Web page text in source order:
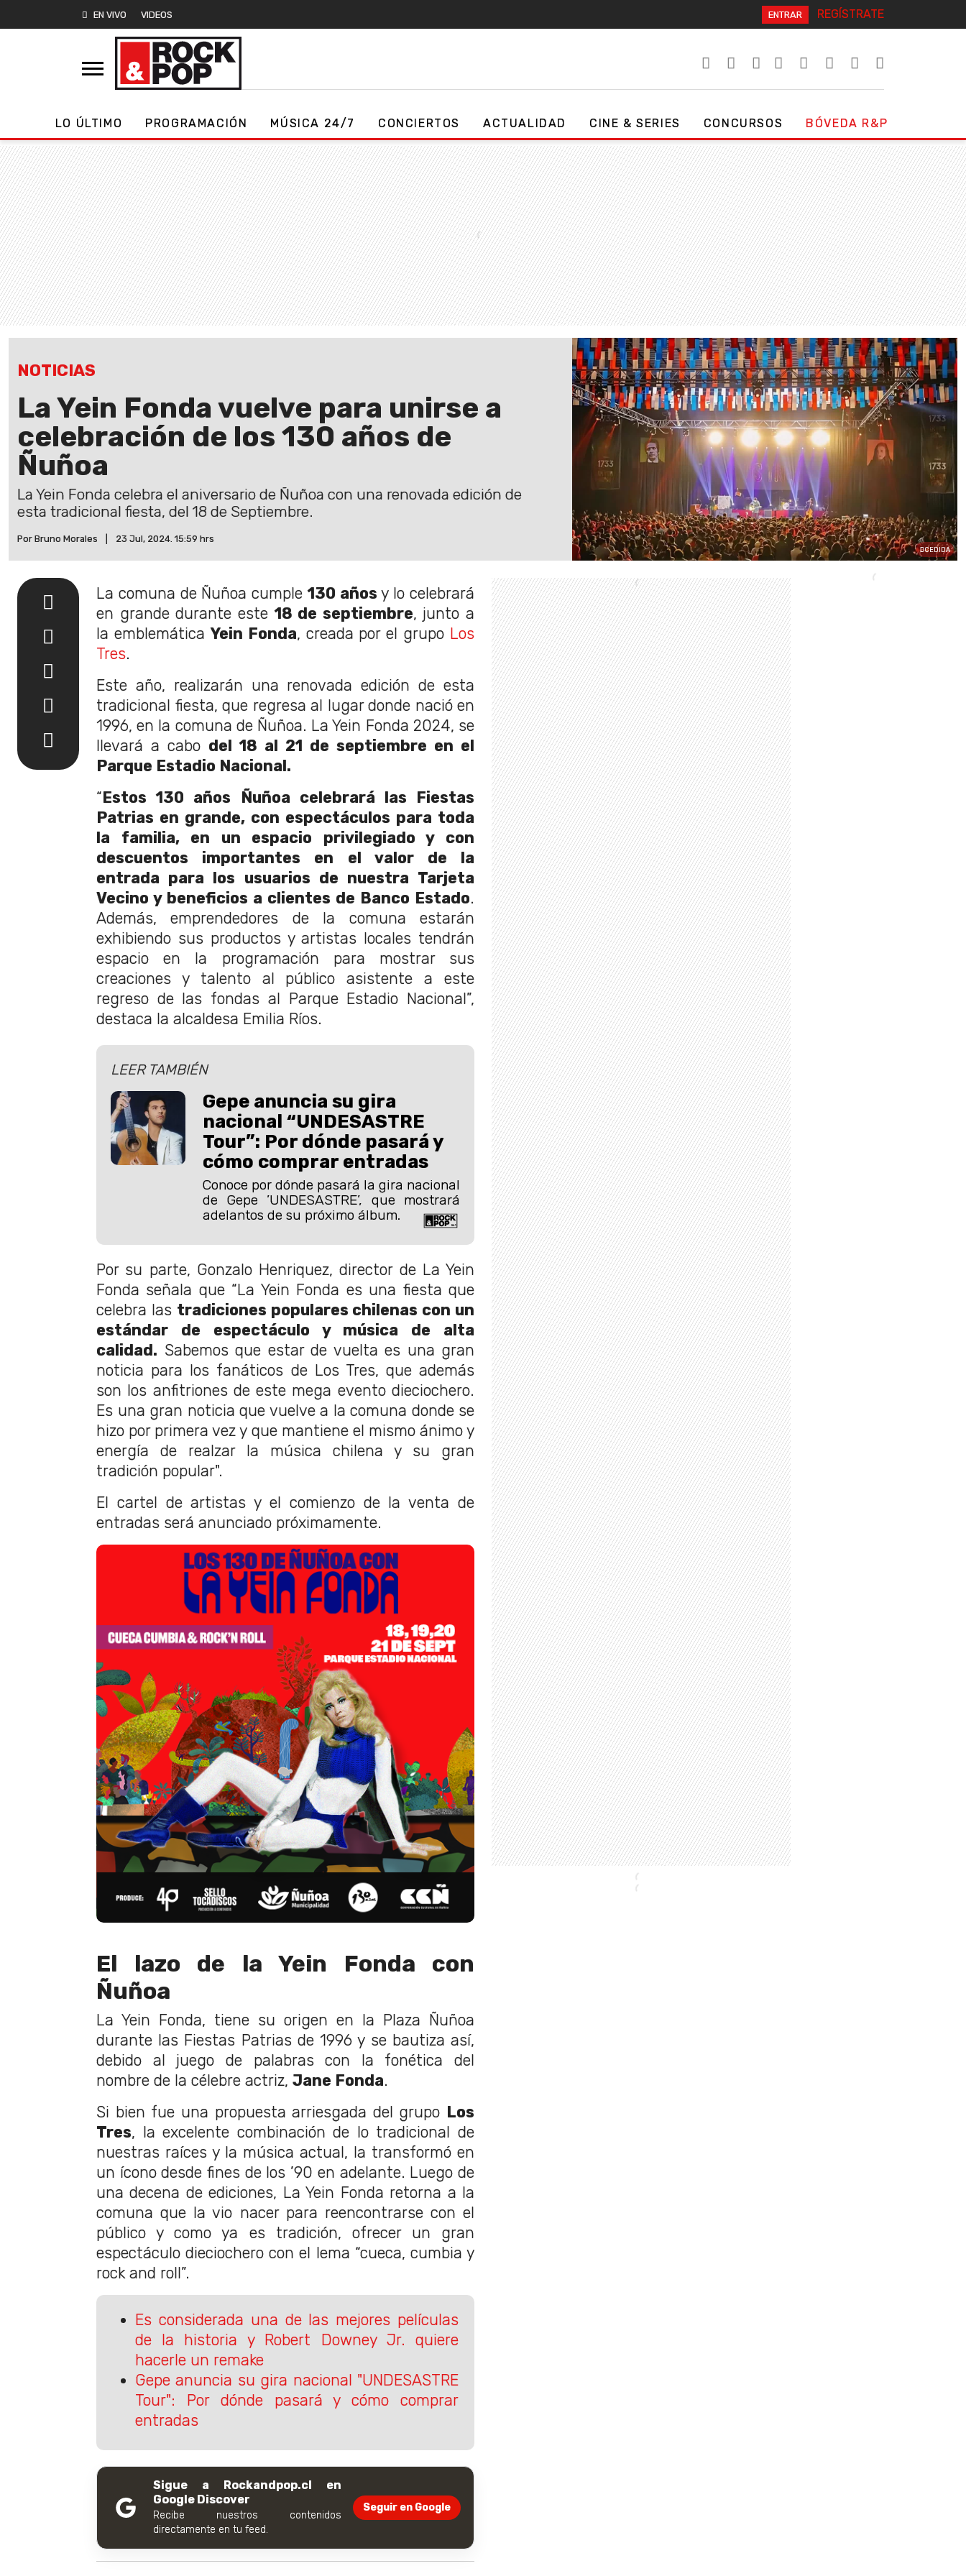
EN VIVO VIDEOS ENTRAR REGÍSTRATE
LO ÚLTIMO PROGRAMACIÓN MÚSICA 24/7 CONCIERTOS ACTUALIDAD CINE & SERIES CONCURSOS BÓVEDA R&P
NOTICIAS
La Yein Fonda vuelve para unirse a
celebración de los 130 años de
Ñuñoa
La Yein Fonda celebra el aniversario de Ñuñoa con una renovada edición de
esta tradicional fiesta, del 18 de Septiembre.
Por Bruno Morales 23 Jul, 2024. 15:59 hrs
CEDIDA
La comuna de Ñuñoa cumple130 años y lo celebrará
en grande durante este18 de septiembre, junto a
la emblemáticaYein Fonda, creada por el grupo Los
Tres.
Este año, realizarán una renovada edición de esta
tradicional fiesta, que regresa al lugar donde nació en
1996, en la comuna de Ñuñoa. La Yein Fonda 2024, se
llevará a cabo del 18 al 21 de septiembre en el
Parque Estadio Nacional.
“Estos 130 años Ñuñoa celebrará las Fiestas
Patrias en grande, con espectáculos para toda
la familia, en un espacio privilegiado y con
descuentos importantes en el valor de la
entrada para los usuarios de nuestra Tarjeta
Vecino y beneficios a clientes de Banco Estado.
Además, emprendedores de la comuna estarán
exhibiendo sus productos y artistas locales tendrán
espacio en la programación para mostrar sus
creaciones y talento al público asistente a este
regreso de las fondas al Parque Estadio Nacional”,
destaca la alcaldesa Emilia Ríos.
LEER TAMBIÉN
Gepe anuncia su gira
nacional “UNDESASTRE
Tour”: Por dónde pasará y
cómo comprar entradas
Conoce por dónde pasará la gira nacional
de Gepe ’UNDESASTRE’, que mostrará
adelantos de su próximo álbum.
Por su parte, Gonzalo Henriquez, director de La Yein
Fonda señala que “La Yein Fonda es una fiesta que
celebra las tradiciones populares chilenas con un
estándar de espectáculo y música de alta
calidad. Sabemos que estar de vuelta es una gran
noticia para los fanáticos de Los Tres, que además
son los anfitriones de este mega evento dieciochero.
Es una gran noticia que vuelve a la comuna donde se
hizo por primera vez y que mantiene el mismo ánimo y
energía de realzar la música chilena y su gran
tradición popular".
El cartel de artistas y el comienzo de la venta de
entradas será anunciado próximamente.
El lazo de la Yein Fonda con
Ñuñoa
La Yein Fonda, tiene su origen en la Plaza Ñuñoa
durante las Fiestas Patrias de 1996 y se bautiza así,
debido al juego de palabras con la fonética del
nombre de la célebre actriz, Jane Fonda.
Si bien fue una propuesta arriesgada del grupo Los
Tres, la excelente combinación de lo tradicional de
nuestras raíces y la música actual, la transformó en
un ícono desde fines de los ’90 en adelante. Luego de
una decena de ediciones, La Yein Fonda retorna a la
comuna que la vio nacer para reencontrarse con el
público y como ya es tradición, ofrecer un gran
espectáculo dieciochero con el lema “cueca, cumbia y
rock and roll”.
Es considerada una de las mejores películas
de la historia y Robert Downey Jr. quiere
hacerle un remake
Gepe anuncia su gira nacional "UNDESASTRE
Tour": Por dónde pasará y cómo comprar
entradas
Sigue a Rockandpop.cl en
Google Discover
Recibe nuestros contenidos
directamente en tu feed.
Seguir en Google